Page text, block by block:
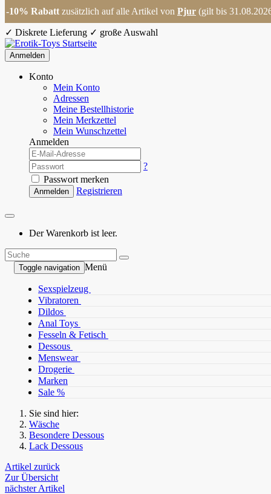
✓ Diskrete Lieferung ✓ große Auswahl
Anmelden
Konto
Mein Konto
Adressen
Meine Bestellhistorie
Mein Merkzettel
Mein Wunschzettel
Anmelden
?
Passwort merken
Anmelden Registrieren
Der Warenkorb ist leer.
Toggle navigation Menü
Sexspielzeug
Vibratoren
Dildos
Anal Toys
Fesseln & Fetisch
Dessous
Menswear
Drogerie
Marken
Sale %
Sie sind hier:
Wäsche
Besondere Dessous
Lack Dessous
Artikel zurück
Zur Übersicht
nächster Artikel
-10% Rabatt zusätzlich auf alle Artikel von Pjur (gilt bis